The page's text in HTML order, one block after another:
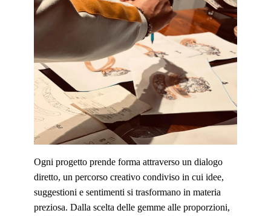
Ogni progetto prende forma attraverso un dialogo
diretto, un percorso creativo condiviso in cui idee,
suggestioni e sentimenti si trasformano in materia
preziosa. Dalla scelta delle gemme alle proporzioni,